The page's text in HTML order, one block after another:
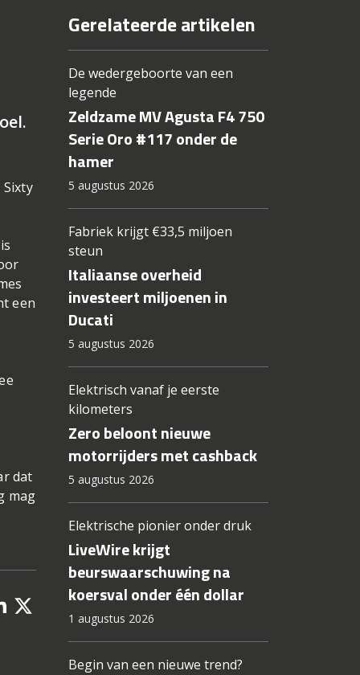
een
dat
mag
Gerelateerde artikelen
De wedergeboorte van een
legende
Zeldzame MV Agusta F4 750
Serie Oro #117 onder de
hamer
5 augustus 2026
Fabriek krijgt €33,5 miljoen
steun
Italiaanse overheid
investeert miljoenen in
Ducati
5 augustus 2026
Elektrisch vanaf je eerste
kilometers
Zero beloont nieuwe
motorrijders met cashback
5 augustus 2026
Elektrische pionier onder druk
LiveWire krijgt
beurswaarschuwing na
koersval onder één dollar
1 augustus 2026
Begin van een nieuwe trend?